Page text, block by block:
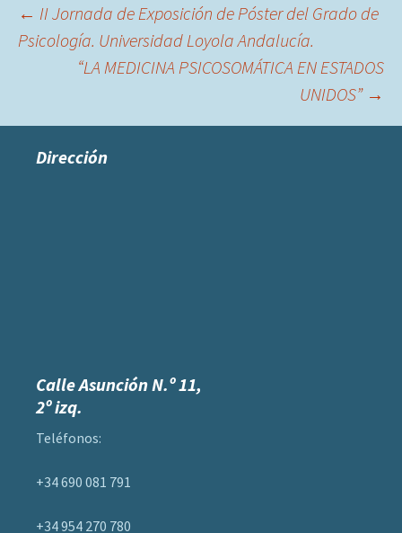
Navegación
entradas
← II Jornada de Exposición de Póster del Grado de
Psicología. Universidad Loyola Andalucía.
“LA MEDICINA PSICOSOMÁTICA EN ESTADOS
UNIDOS” →
Dirección
Calle Asunción N.º 11,
2º izq.
Teléfonos:
+34 690 081 791
+34 954 270 780